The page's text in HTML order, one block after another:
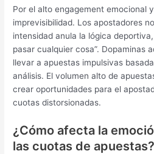
Por el alto engagement emocional
imprevisibilidad. Los apostadores
intensidad anula la lógica
pasar cualquier cosa”. Dopaminas
llevar a apuestas impulsivas
análisis. El volumen alto de
crear oportunidades para el
cuotas distorsionadas.
¿Cómo afecta la
las cuotas de apuestas?